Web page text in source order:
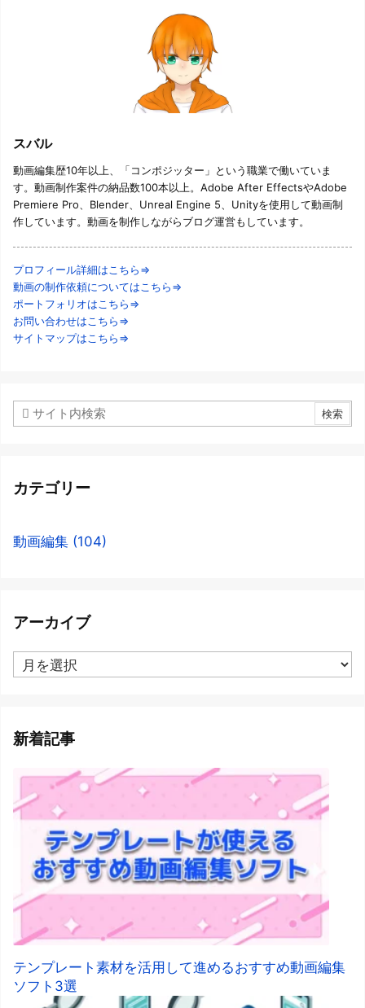
スバル
動画編集歴10年以上、「コンポジッター」という職業で働いていま
す。動画制作案件の納品数100本以上。Adobe After EffectsやAdobe
Premiere Pro、Blender、Unreal Engine 5、Unityを使用して動画制
作しています。動画を制作しながらブログ運営もしています。
プロフィール詳細はこちら⇒
動画の制作依頼についてはこちら⇒
ポートフォリオはこちら⇒
お問い合わせはこちら⇒
サイトマップはこちら⇒
カテゴリー
動画編集 (104)
アーカイブ
ア
ー
ブ
新着記事
テンプレート素材を活用して進めるおすすめ動画編集
ソフト3選